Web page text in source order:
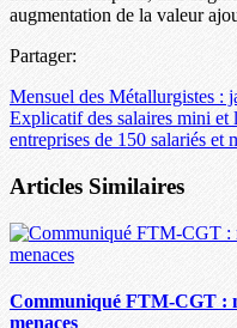
augmentation de la valeur
Partager:
Mensuel des Métallurgistes :
Explicatif des salaires mini et
entreprises de 150 salariés et
Articles Similaires
Communiqué FTM-CGT :
menaces